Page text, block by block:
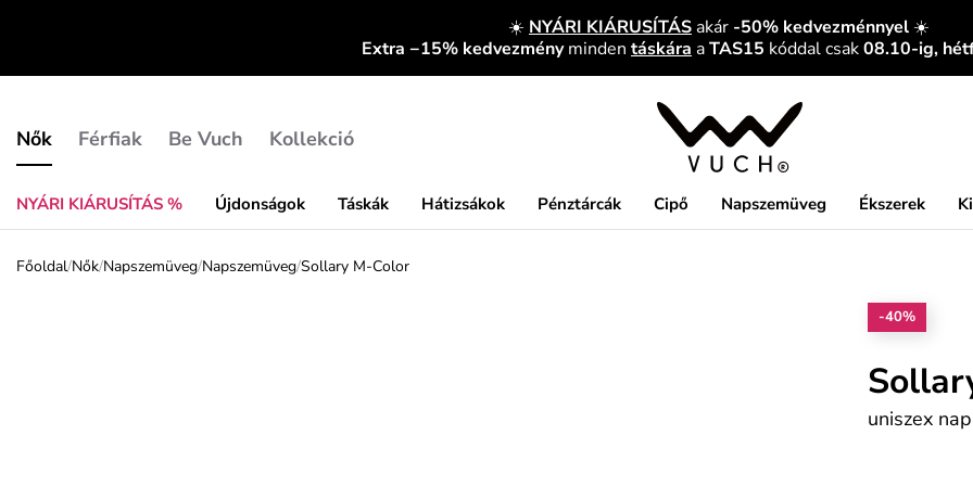
☀️ NYÁRI KIÁRUSÍTÁSakár -50% kedvezménnyel ☀️
Extra −15% kedvezményminden táskára aTAS15 kóddal csak08.10-ig,
Nők
NYÁRI KIÁRUSÍTÁS % Újdonságok Táskák Hátizsákok Pénztárcák Cipő Napszemüveg Ékszerek
Férfiak Be Vuch Kollekció
Főoldal/Nők/Napszemüveg/Napszemüveg/Sollary M-Color
-40%
uniszex